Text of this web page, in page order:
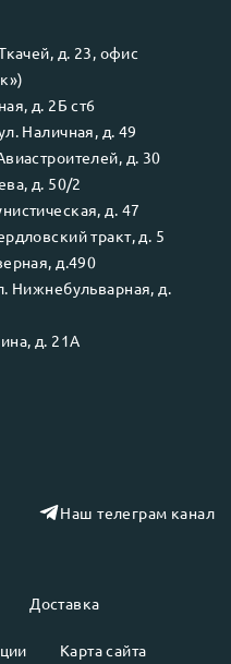
Доставка
Карта сайта
д. 23, офис
д. 2Б ст6
Наличная, д. 49
д. 30
д. 50/2
д. 47
тракт, д. 5
д.490
Нижнебульварная, д.
д. 21А
Наш телеграм канал